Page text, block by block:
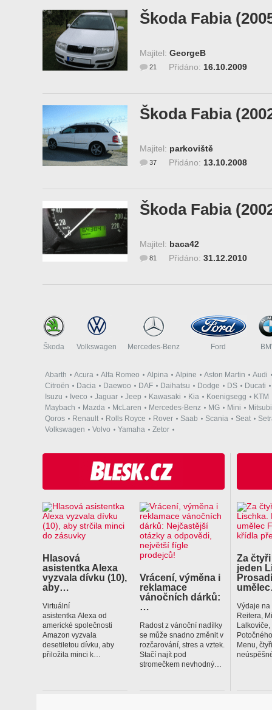
Škoda Fabia
Majitel: GeorgeB
Přidáno: 16.10.2009
21
Škoda Fabia
Majitel: parkoviště
Přidáno: 13.10.2008
37
Škoda Fabia
Majitel: baca42
Přidáno: 31.12.2010
81
Škoda Volkswagen Mercedes-Benz Ford
Abarth Acura Alfa Romeo Alpina Alpine Aston Martin
Audi
Citroën
Dacia Daewoo DAF Daihatsu Dodge DS
Ducati
Isuzu
Iveco Jaguar Jeep Kawasaki Kia Koenigsegg
KTM
Maybach
Mazda McLaren Mercedes-Benz MG Mini
Qoros
Renault Rolls Royce Rover Saab Scania Seat
Volkswagen
Volvo Yamaha Zetor
Hlasová
asistentka Alexa
vyzvala dívku (10),
aby…
Virtuální
asistentka Alexa od
americké společnosti
Amazon vyzvala
desetiletou dívku, aby
přiložila minci k…
Vrácení, výměna i
reklamace
vánočních dárků:
Radost z vánoční nadílky
se může snadno změnit v
rozčarování, stres a vztek.
Stačí najít pod
stromečkem nevhodný…
Za
jeden
Výdaje na
Reitera,
Menu,